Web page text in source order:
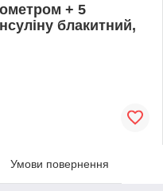
+ 5
блакитний,
Умови повернення